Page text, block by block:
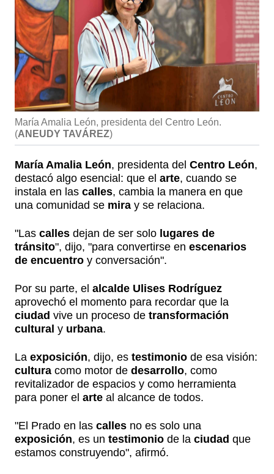
María Amalia León, presidenta del Centro León.
(ANEUDY TAVÁREZ)
María Amalia León, presidenta del Centro León,
destacó algo esencial: que el arte, cuando se
instala en las calles, cambia la manera en que
una comunidad se mira y se relaciona.
"Las calles dejan de ser solo lugares de
tránsito", dijo, "para convertirse en escenarios
de encuentro y conversación".
Por su parte, el alcalde Ulises Rodríguez
aprovechó el momento para recordar que la
ciudad vive un proceso de transformación
cultural y urbana.
La exposición, dijo, es testimonio de esa visión:
cultura como motor de desarrollo, como
revitalizador de espacios y como herramienta
para poner el arte al alcance de todos.
"El Prado en las calles no es solo una
exposición, es un testimonio de la ciudad que
estamos construyendo", afirmó.